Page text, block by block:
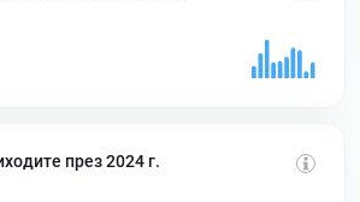
през 2024 г.